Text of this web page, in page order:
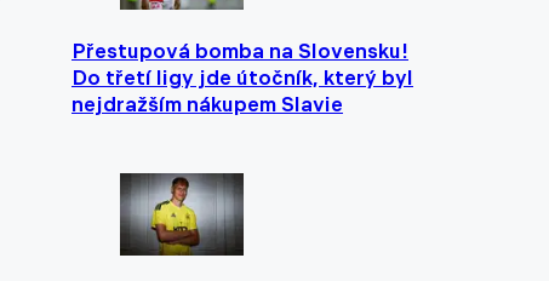
Přestupová bomba na Slovensku!
Do třetí ligy jde útočník, který byl
nejdražším nákupem Slavie